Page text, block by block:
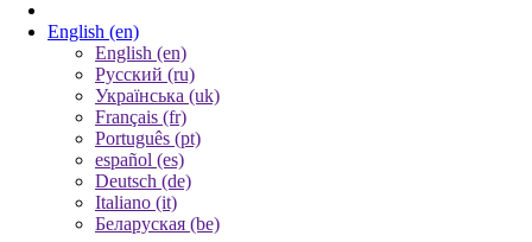
English (en)
English (en)
Русский (ru)
Українська (uk)
Français (fr)
Português (pt)
español (es)
Deutsch (de)
Italiano (it)
Беларуская (be)